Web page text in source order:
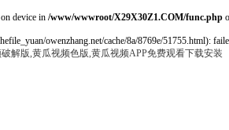
device in /www/wwwroot/X29X30Z1.COM/func.php
owenzhang.net/cache/8a/8769e/51755.html):
解版,黄瓜视频色版,黄瓜视频APP免费观看下载安装